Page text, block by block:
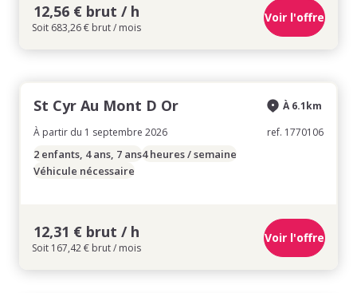
12,56 € brut / h
Soit 683,26 € brut / mois
Voir l'offre
St Cyr Au Mont D Or
À partir du 1 septembre 2026
À 6.1km
ref. 1770106
2 enfants, 4 ans, 7 ans4 heures / semaine
Véhicule nécessaire
12,31 € brut / h
Soit 167,42 € brut / mois
Voir l'offre